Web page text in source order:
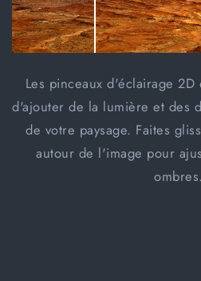
Les pinceaux d'éclairage
d'ajouter de la lumière et des
de votre paysage. Faites
autour de l'image pour
ombres.